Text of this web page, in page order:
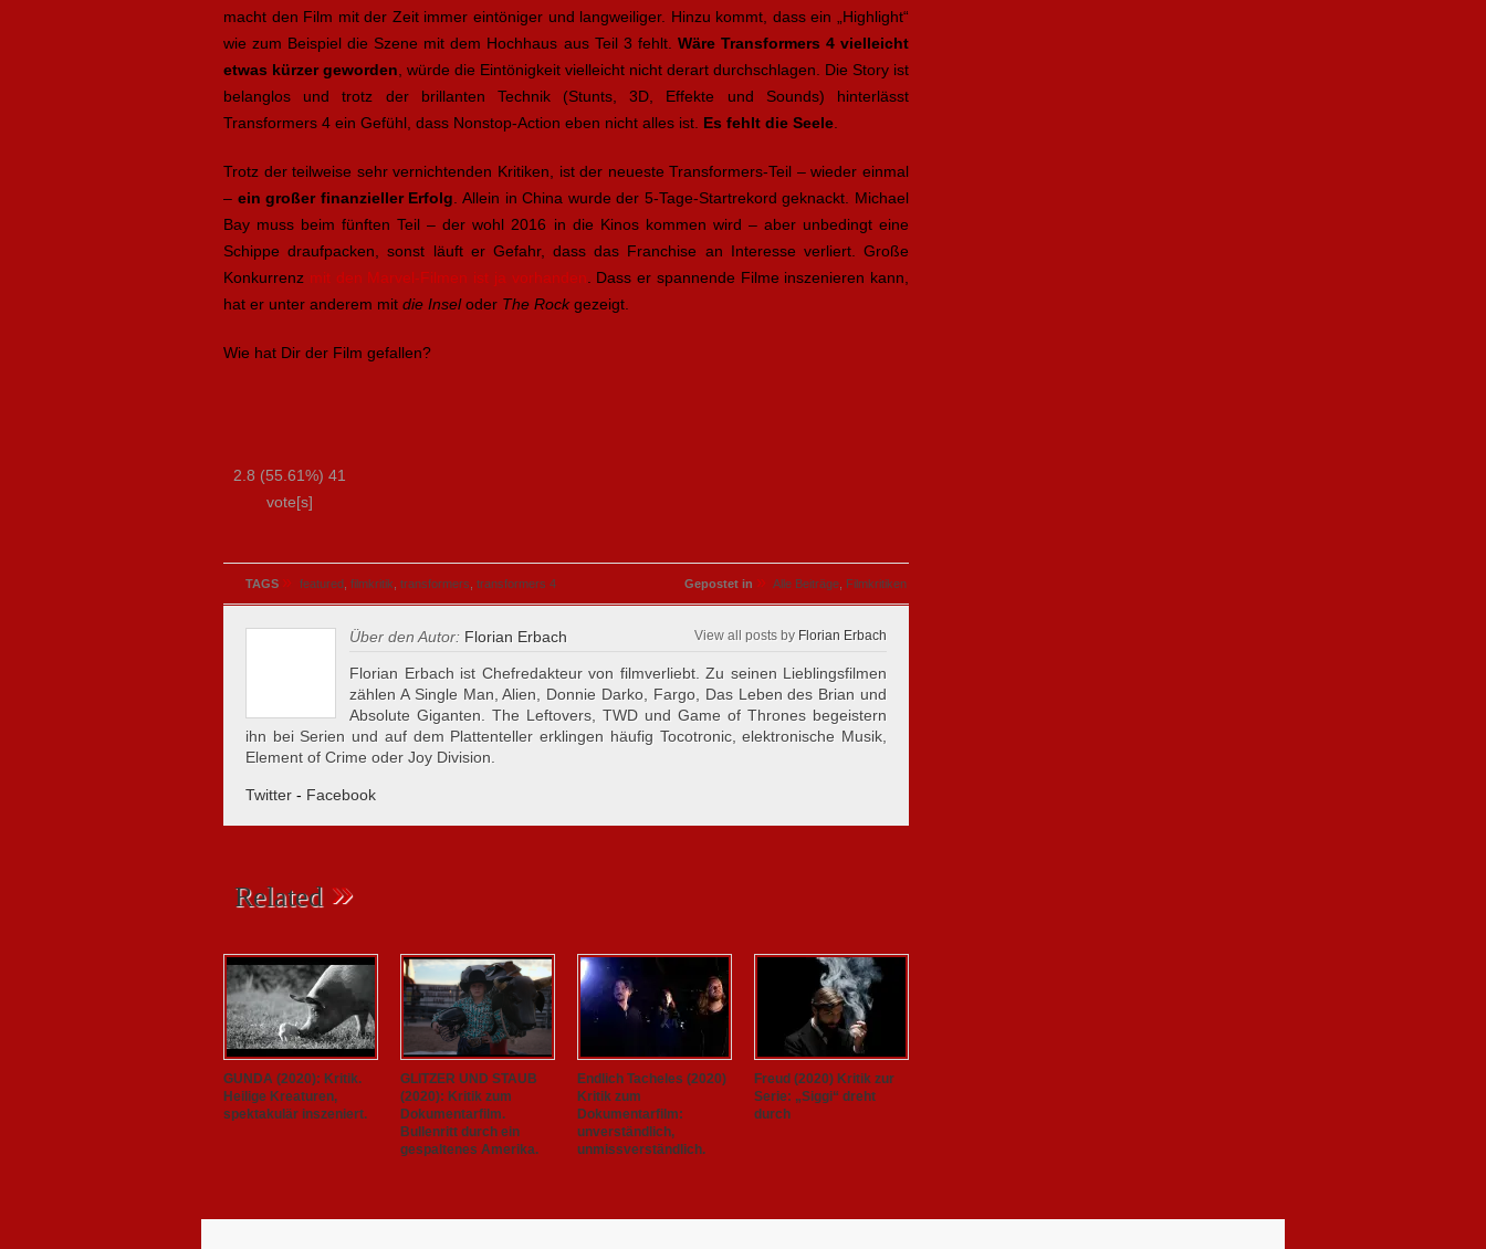
macht den Film mit der Zeit immer eintöniger und langweiliger. Hinzu kommt, dass ein „Highlight“
wie zum Beispiel die Szene mit dem Hochhaus aus Teil 3 fehlt. Wäre Transformers 4 vielleicht
etwas kürzer geworden , würde die Eintönigkeit vielleicht nicht derart durchschlagen. Die Story ist
belanglos und trotz der brillanten Technik (Stunts, 3D, Effekte und Sounds) hinterlässt
Transformers 4 ein Gefühl, dass Nonstop-Action eben nicht alles ist. Es fehlt die Seele
Trotz der teilweise sehr vernichtenden Kritiken, ist der neueste Transformers-Teil – wieder einmal
– ein großer finanzieller Erfolg . Allein in China wurde der 5-Tage-Startrekord geknackt. Michael
Bay muss beim fünften Teil – der wohl 2016 in die Kinos kommen wird – aber unbedingt eine
Schippe draufpacken, sonst läuft er Gefahr, dass das Franchise an Interesse verliert. Große
Konkurrenz mit den Marvel-Filmen ist ja vorhanden . Dass er spannende Filme inszenieren kann,
hat er unter anderem mit die Inseloder The Rockgezeigt.
Wie hat Dir der Film gefallen?
2.8 (55.61%) 41
vote[s]
TAGS » featured filmkritik transformers transformers 4 Gepostet in » Alle Beiträge Filmkritiken
Über den Autor: Florian Erbach View all posts by Florian Erbach
Florian Erbach ist Chefredakteur von filmverliebt. Zu seinen Lieblingsfilmen
zählen A Single Man, Alien, Donnie Darko, Fargo, Das Leben des Brian und
Absolute Giganten. The Leftovers, TWD und Game of Thrones begeistern
ihn bei Serien und auf dem Plattenteller erklingen häufig Tocotronic, elektronische Musik,
Element of Crime oder Joy Division.
Twitter - Facebook
Related »
GUNDA (2020): Kritik.
Heilige Kreaturen,
spektakulär inszeniert.
GLITZER UND STAUB
(2020): Kritik zum
Dokumentarfilm.
Bullenritt durch ein
gespaltenes Amerika.
Endlich Tacheles (2020)
Kritik zum
Dokumentarfilm:
unverständlich,
unmissverständlich.
Freud (2020) Kritik zur
Serie: „Siggi“ dreht
durch